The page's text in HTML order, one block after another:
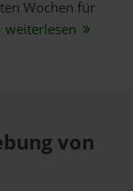
Wochen für
weiterlesen
von